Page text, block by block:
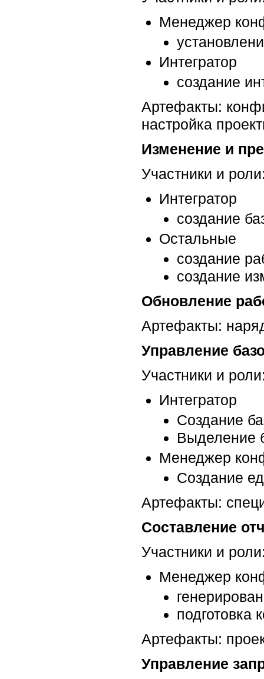
Менеджер
Интегратор
создание
Артефакты:
настройка
Изменение и
Участники и
Интегратор
создание
Остальные
создание
создание
Обновление
Артефакты:
Управление
Участники и
Интегратор
Создание
Выделение
Менеджер
Создание
Артефакты:
Составление
Участники и
Менеджер
подготовка
Артефакты:
Управление